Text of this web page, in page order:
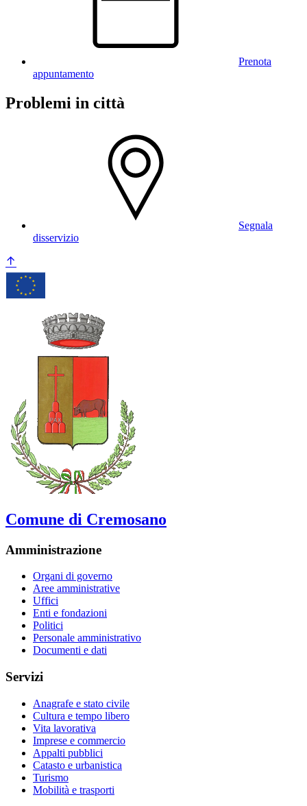
Prenota
appuntamento
Problemi in città
Segnala
disservizio
Comune di Cremosano
Amministrazione
Organi di governo
Aree amministrative
Uffici
Enti e fondazioni
Politici
Personale amministrativo
Documenti e dati
Servizi
Anagrafe e stato civile
Cultura e tempo libero
Vita lavorativa
Imprese e commercio
Appalti pubblici
Catasto e urbanistica
Turismo
Mobilità e trasporti